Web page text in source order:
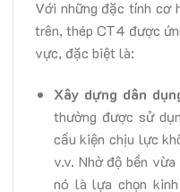
Với những đặc tính cơ
trên, thép CT4 được
vực, đặc biệt là:
Xây dựng dân
thường được sử
cấu kiện chịu lực
v.v. Nhờ độ bền
nó là lựa chọn